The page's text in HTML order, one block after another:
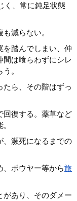
く、常に鈍足状態
減らない。
を踏んでしまい、仲
間は喰らわずにシレ
。
たら、その階はずっ
回復する。薬草など
、瀕死になるまでの
ボウヤー等から旅
があり、そのダメー